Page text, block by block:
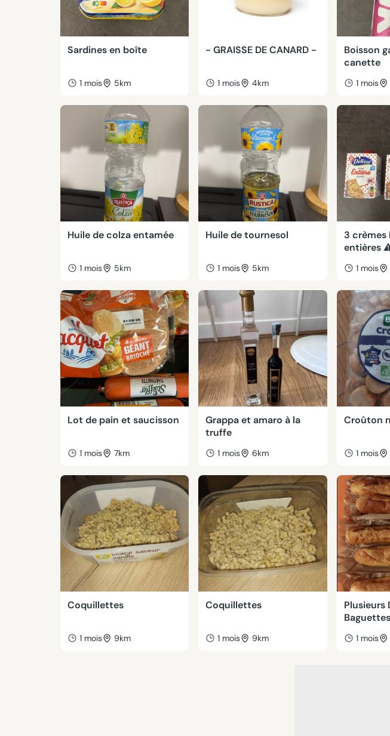
Sardines en boîte
1 mois 5km
- GRAISSE DE CANARD -
1 mois 4km
Boisson
canette
1 mois
Huile de colza entamée
1 mois 5km
Huile de tournesol
1 mois 5km
3 crèmes
entières
1 mois
Lot de pain et saucisson
1 mois 7km
Grappa et amaro à la
truffe
1 mois 6km
Croûton
1 mois
Coquillettes
1 mois 9km
Coquillettes
1 mois 9km
Plusieurs
Baguettes
1 mois